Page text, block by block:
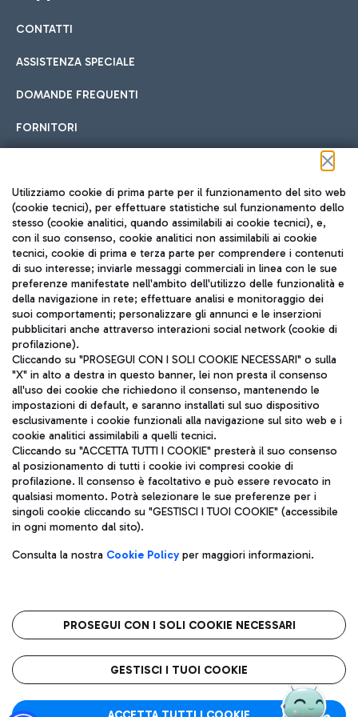
Cucina Internazionale
Fast Food
Pizza
Gelateria
Wine Bar & Sparkling
Hotel in aeroporto
Scegli l'alloggio più adatto e approfitta della vicinanza
all'aeroporto.
Car sharing
Con il Car Sharing è ancora più facile spostarsi
Treno
Raggiungi velocemente l'aeroporto di Fiumicino da Roma
tramite i servizi ferroviari Trenitalia.
Autobus
Scopri le linee di autobus per raggiungere l'aeroporto
Leonardo Da Vinci.
Raggiungi l’aeroporto senza pensieri con il servizio di taxi a
Ristoranti
Scopri la nostra offerta per una pausa gustosa in aeroporto
Mappa Aeroporto Fiumicino
CONTATTI
ASSISTENZA SPECIALE
DOMANDE FREQUENTI
FORNITORI
Seguici sui social
TRAVEL JOURNAL
ITA
Aeroporti di Roma S.p.A. - Società soggetta a direzione e
coordinamento di Mundys S.p.A.
Codice fiscale e Registro delle Imprese di Roma 13032990155 P.
IVA 06572251004
Capitale sociale 62.224.743,00 int. vers.
Sede legale: Via Pier Paolo Racchetti 1 - 00054 Fiumicino (RM)
telefono +39 06 65951
Privacy policy
Note legali
Roma FCO
L'aeroporto stellato
Utilizziamo cookie di prima parte per il funzionamento del sito web
(cookie tecnici), per effettuare statistiche sul funzionamento dello
stesso (cookie analitici, quando assimilabili ai cookie tecnici), e,
con il suo consenso, cookie analitici non assimilabili ai cookie
tecnici, cookie di prima e terza parte per comprendere i contenuti
di suo interesse; inviarle messaggi commerciali in linea con le sue
preferenze manifestate nell'ambito dell'utilizzo delle funzionalità e
della navigazione in rete; effettuare analisi e monitoraggio dei
suoi comportamenti; personalizzare gli annunci e le inserzioni
pubblicitari anche attraverso interazioni social network (cookie di
profilazione).
Cliccando su "PROSEGUI CON I SOLI COOKIE NECESSARI" o sulla
"X" in alto a destra in questo banner, lei non presta il consenso
all'uso dei cookie che richiedono il consenso, mantenendo le
impostazioni di default, e saranno installati sul suo dispositivo
esclusivamente i cookie funzionali alla navigazione sul sito web e i
cookie analitici assimilabili a quelli tecnici.
Cliccando su "ACCETTA TUTTI I COOKIE" presterà il suo consenso
al posizionamento di tutti i cookie ivi compresi cookie di
profilazione. Il consenso è facoltativo e può essere revocato in
qualsiasi momento. Potrà selezionare le sue preferenze per i
singoli cookie cliccando su "GESTISCI I TUOI COOKIE" (accessibile
in ogni momento dal sito).
Consulta la nostra Cookie Policyper maggiori informazioni.
PROSEGUI CON I SOLI COOKIE NECESSARI
GESTISCI I TUOI COOKIE